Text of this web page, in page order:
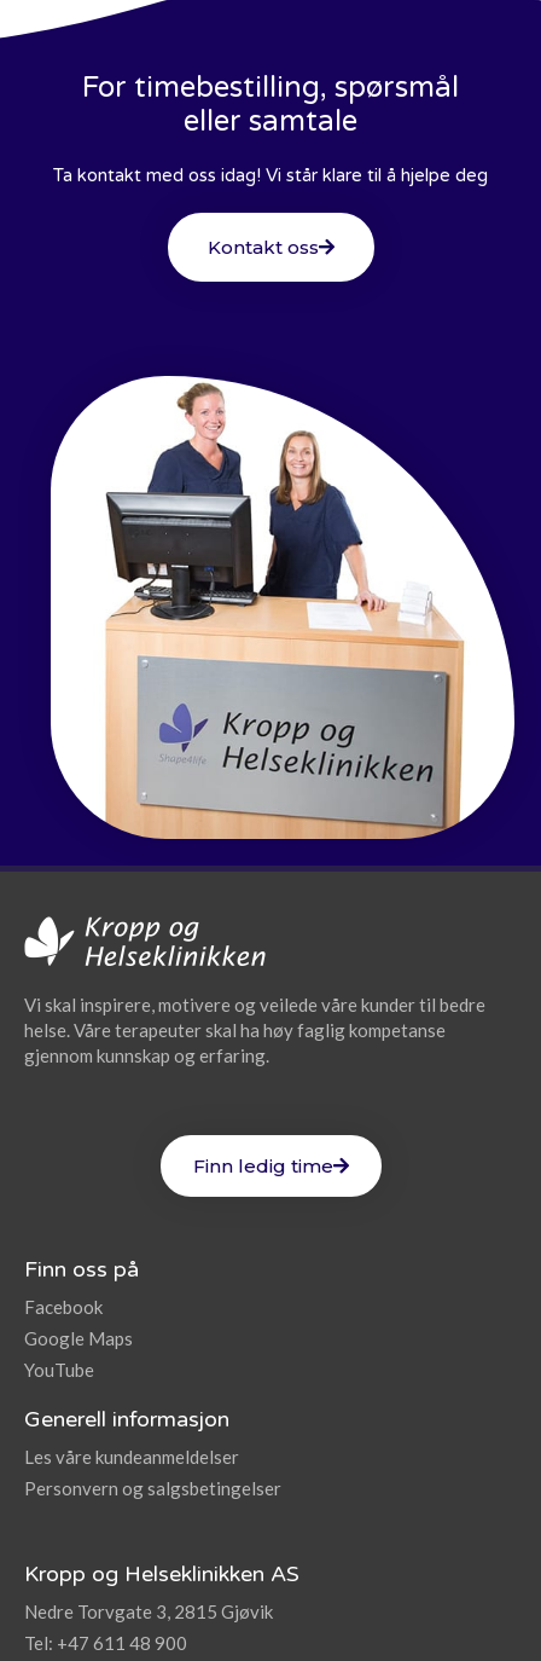
For timebestilling, spørsmål
eller samtale
Ta kontakt med oss idag! Vi står klare til å hjelpe deg
Kontakt oss
Vi skal inspirere, motivere og veilede våre kunder til bedre
helse. Våre terapeuter skal ha høy faglig kompetanse
gjennom kunnskap og erfaring.
Finn ledig time
Finn oss på
Facebook
Google Maps
YouTube
Generell informasjon
Les våre kundeanmeldelser
Personvern og salgsbetingelser
Kropp og Helseklinikken AS
Nedre Torvgate 3, 2815 Gjøvik
Tel: +47 611 48 900